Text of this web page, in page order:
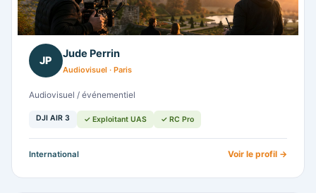
JP
Jude Perrin
Audiovisuel · Paris
Audiovisuel / événementiel
DJI AIR 3 ✓ Exploitant UAS ✓ RC Pro
International Voir le profil →